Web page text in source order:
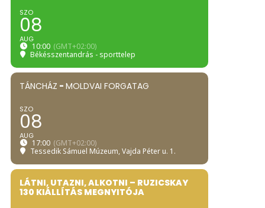
SZO
08
AUG
10:00 (GMT+02:00)
Békésszentandrás - sporttelep
TÁNCHÁZ - MOLDVAI FORGATAG
SZO
08
AUG
17:00 (GMT+02:00)
Tessedik Sámuel Múzeum, Vajda Péter u. 1.
LÁTNI, UTAZNI, ALKOTNI – RUZICSKAY
130 KIÁLLÍTÁS MEGNYITÓJA